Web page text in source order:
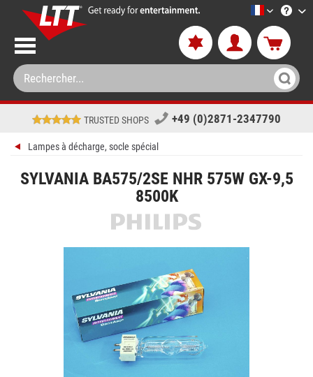
LTT-
TRUSTED SHOPS +49 (0)2871-2347790
Lampes à décharge, socle spécial
SYLVANIA BA575/2SE NHR 575W GX-9,5
8500K